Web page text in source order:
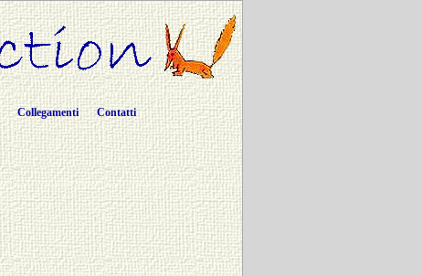
Collegamenti Contatti